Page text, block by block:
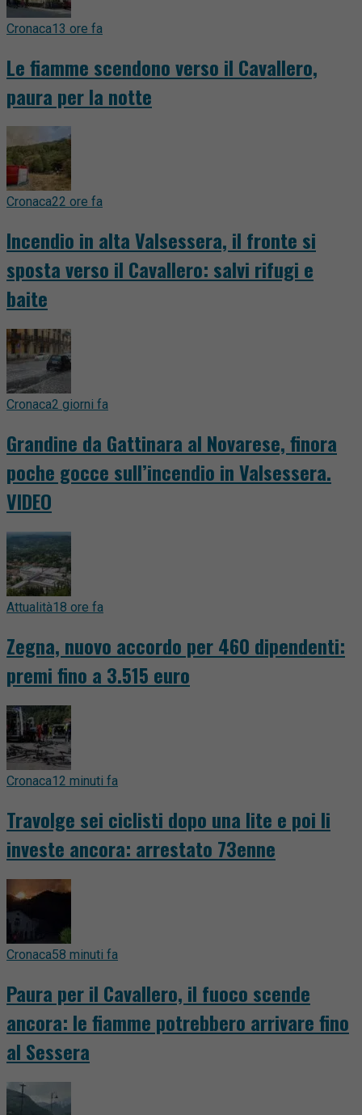
Cronaca13 ore fa
Le fiamme scendono verso il Cavallero,
paura per la notte
Cronaca22 ore fa
Incendio in alta Valsessera, il fronte si
sposta verso il Cavallero: salvi rifugi e
baite
Cronaca2 giorni fa
Grandine da Gattinara al Novarese, finora
poche gocce sull’incendio in Valsessera.
VIDEO
Attualità18 ore fa
Zegna, nuovo accordo per 460 dipendenti:
premi fino a 3.515 euro
Cronaca12 minuti fa
Travolge sei ciclisti dopo una lite e poi li
investe ancora: arrestato 73enne
Cronaca58 minuti fa
Paura per il Cavallero, il fuoco scende
ancora: le fiamme potrebbero arrivare fino
al Sessera